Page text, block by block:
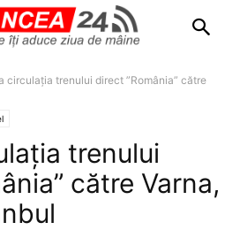
circulația trenului direct ”România” către
trenului
către Varna,